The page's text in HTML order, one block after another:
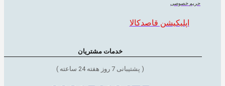
حریم خصوصی
اپلیکیشن قاصدکالا
خدمات مشتریان
( پشتیبانی 7 روز هفته 24 ساعته )